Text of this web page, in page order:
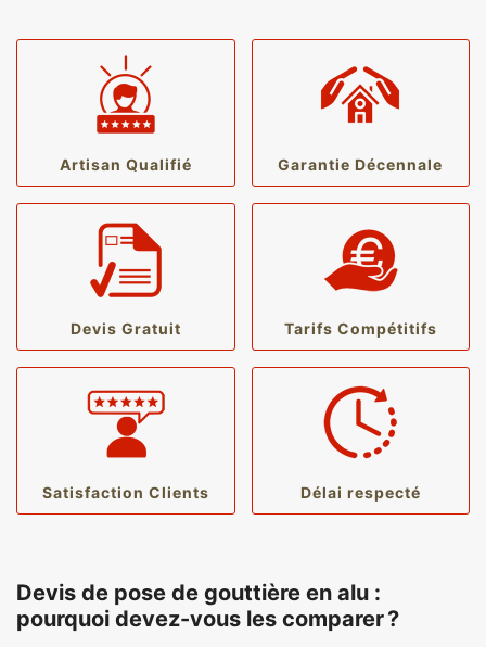
Artisan Qualifié Garantie Décennale
Devis Gratuit Tarifs Compétitifs
Satisfaction Clients Délai respecté
Devis de pose de gouttière en alu :
pourquoi devez-vous les comparer ?